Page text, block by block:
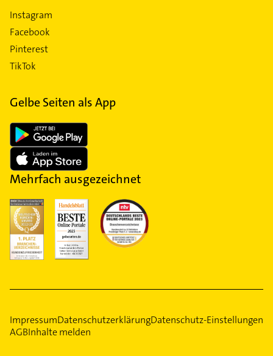
Instagram
Facebook
Pinterest
TikTok
Gelbe Seiten als App
Mehrfach ausgezeichnet
ImpressumDatenschutzerklärungDatenschutz-Einstellungen
AGBInhalte melden